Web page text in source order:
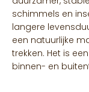
schimmels en
langere
een natuurlijke
trekken. Het is
binnen- en